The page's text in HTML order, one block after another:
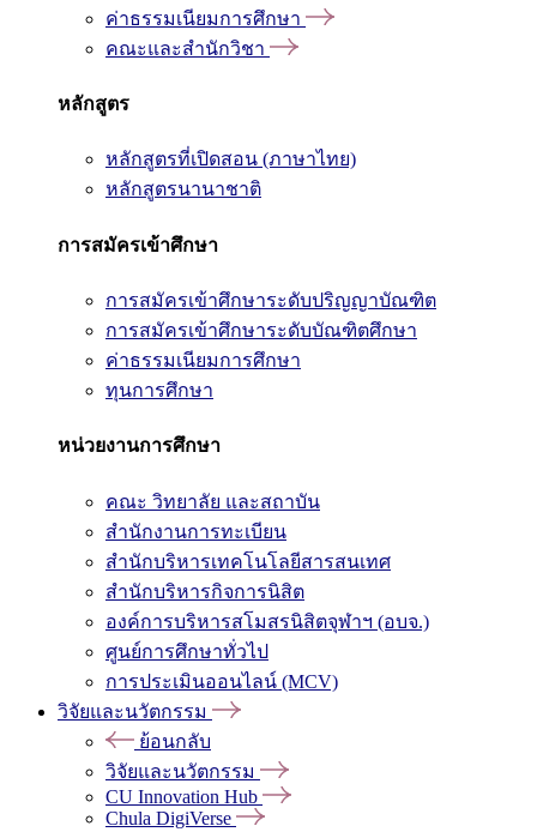
ค่าธรรมเนียมการศึกษา
คณะและสำนักวิชา
หลักสูตร
หลักสูตรที่เปิดสอน (ภาษาไทย)
หลักสูตรนานาชาติ
การสมัครเข้าศึกษา
การสมัครเข้าศึกษาระดับปริญญาบัณฑิต
การสมัครเข้าศึกษาระดับบัณฑิตศึกษา
ค่าธรรมเนียมการศึกษา
ทุนการศึกษา
หน่วยงานการศึกษา
คณะ วิทยาลัย และสถาบัน
สำนักงานการทะเบียน
สำนักบริหารเทคโนโลยีสารสนเทศ
สำนักบริหารกิจการนิสิต
องค์การบริหารสโมสรนิสิตจุฬาฯ (อบจ.)
ศูนย์การศึกษาทั่วไป
การประเมินออนไลน์ (MCV)
วิจัยและนวัตกรรม
ย้อนกลับ
วิจัยและนวัตกรรม
CU Innovation Hub
Chula DigiVerse